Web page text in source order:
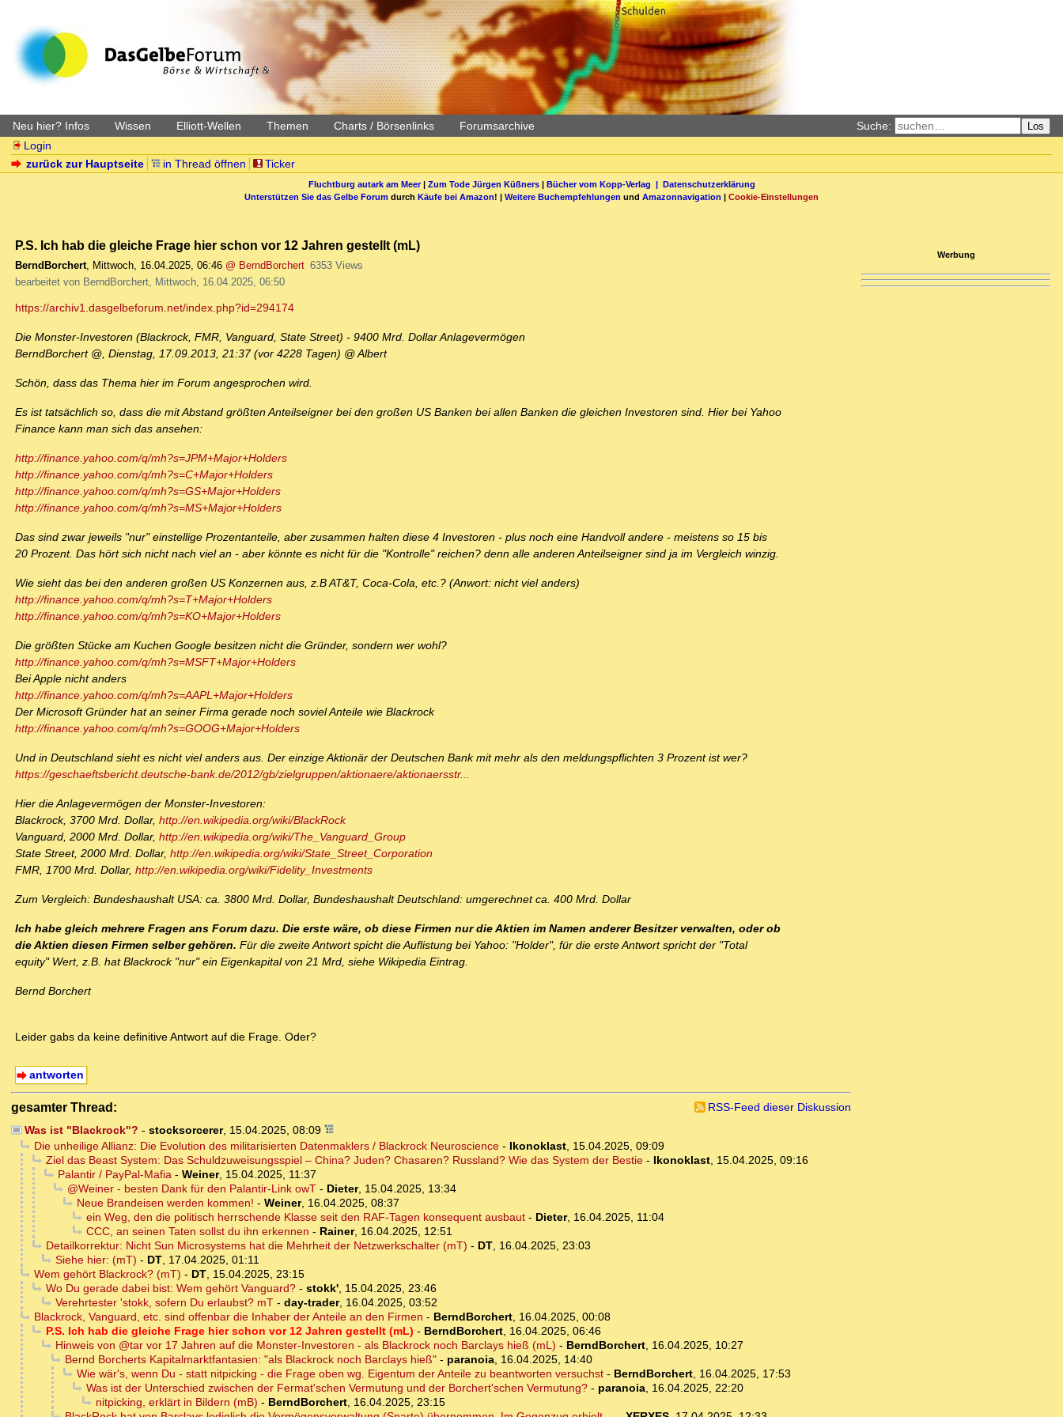
Neu hier? Infos Wissen Elliott-Wellen Themen Charts / Börsenlinks Forumsarchive Suche: Los
Login
zurück zur Hauptseite
in Thread öffnen Ticker
Fluchtburg autark am Meer| Zum Tode Jürgen Küßners| Bücher vom Kopp-Verlag | Datenschutzerklärung
Unterstützen Sie das Gelbe Forum durch Käufe bei Amazon! | Weitere Buchempfehlungen und Amazonnavigation | Cookie-Einstellungen
P.S. Ich hab die gleiche Frage hier schon vor 12 Jahren gestellt (mL)
BerndBorchert, Mittwoch, 16.04.2025, 06:46 @ BerndBorchert 6353 Views
bearbeitet von BerndBorchert, Mittwoch, 16.04.2025, 06:50
https://archiv1.dasgelbeforum.net/index.php?id=294174
Die Monster-Investoren (Blackrock, FMR, Vanguard, State Street) - 9400 Mrd. Dollar Anlagevermögen
BerndBorchert @, Dienstag, 17.09.2013, 21:37 (vor 4228 Tagen) @ Albert
Schön, dass das Thema hier im Forum angesprochen wird.
Es ist tatsächlich so, dass die mit Abstand größten Anteilseigner bei den großen US Banken bei allen Banken die gleichen Investoren sind. Hier bei Yahoo
Finance kann man sich das ansehen:
http://finance.yahoo.com/q/mh?s=JPM+Major+Holders
http://finance.yahoo.com/q/mh?s=C+Major+Holders
http://finance.yahoo.com/q/mh?s=GS+Major+Holders
http://finance.yahoo.com/q/mh?s=MS+Major+Holders
Das sind zwar jeweils "nur" einstellige Prozentanteile, aber zusammen halten diese 4 Investoren - plus noch eine Handvoll andere - meistens so 15 bis
20 Prozent. Das hört sich nicht nach viel an - aber könnte es nicht für die "Kontrolle" reichen? denn alle anderen Anteilseigner sind ja im Vergleich winzig.
Wie sieht das bei den anderen großen US Konzernen aus, z.B AT&T, Coca-Cola, etc.? (Anwort: nicht viel anders)
http://finance.yahoo.com/q/mh?s=T+Major+Holders
http://finance.yahoo.com/q/mh?s=KO+Major+Holders
Die größten Stücke am Kuchen Google besitzen nicht die Gründer, sondern wer wohl?
http://finance.yahoo.com/q/mh?s=MSFT+Major+Holders
Bei Apple nicht anders
http://finance.yahoo.com/q/mh?s=AAPL+Major+Holders
Der Microsoft Gründer hat an seiner Firma gerade noch soviel Anteile wie Blackrock
http://finance.yahoo.com/q/mh?s=GOOG+Major+Holders
Und in Deutschland sieht es nicht viel anders aus. Der einzige Aktionär der Deutschen Bank mit mehr als den meldungspflichten 3 Prozent ist wer?
https://geschaeftsbericht.deutsche-bank.de/2012/gb/zielgruppen/aktionaere/aktionaersstr...
Hier die Anlagevermögen der Monster-Investoren:
Blackrock, 3700 Mrd. Dollar, http://en.wikipedia.org/wiki/BlackRock
Vanguard, 2000 Mrd. Dollar, http://en.wikipedia.org/wiki/The_Vanguard_Group
State Street, 2000 Mrd. Dollar, http://en.wikipedia.org/wiki/State_Street_Corporation
FMR, 1700 Mrd. Dollar, http://en.wikipedia.org/wiki/Fidelity_Investments
Zum Vergleich: Bundeshaushalt USA: ca. 3800 Mrd. Dollar, Bundeshaushalt Deutschland: umgerechnet ca. 400 Mrd. Dollar
Ich habe gleich mehrere Fragen ans Forum dazu. Die erste wäre, ob diese Firmen nur die Aktien im Namen anderer Besitzer verwalten, oder ob
die Aktien diesen Firmen selber gehören. Für die zweite Antwort spicht die Auflistung bei Yahoo: "Holder", für die erste Antwort spricht der "Total
equity" Wert, z.B. hat Blackrock "nur" ein Eigenkapital von 21 Mrd, siehe Wikipedia Eintrag.
Bernd Borchert
Leider gabs da keine definitive Antwort auf die Frage. Oder?
antworten
gesamter Thread:
RSS-Feed dieser Diskussion
Was ist "Blackrock"? - stocksorcerer, 15.04.2025, 08:09
Die unheilige Allianz: Die Evolution des militarisierten Datenmaklers / Blackrock Neuroscience- Ikonoklast, 15.04.2025, 09:09
Ziel das Beast System: Das Schuldzuweisungsspiel – China? Juden? Chasaren? Russland? Wie das System der Bestie- Ikonoklast, 15.04.2025, 09:16
Palantir / PayPal-Mafia- Weiner, 15.04.2025, 11:37
@Weiner - besten Dank für den Palantir-Link owT- Dieter, 15.04.2025, 13:34
Neue Brandeisen werden kommen! - Weiner, 16.04.2025, 08:37
ein Weg, den die politisch herrschende Klasse seit den RAF-Tagen konsequent ausbaut- Dieter, 16.04.2025, 11:04
CCC, an seinen Taten sollst du ihn erkennen - Rainer, 16.04.2025, 12:51
Detailkorrektur: Nicht Sun Microsystems hat die Mehrheit der Netzwerkschalter (mT) - DT, 16.04.2025, 23:03
Siehe hier: (mT) - DT, 17.04.2025, 01:11
Wem gehört Blackrock? (mT) - DT, 15.04.2025, 23:15
Wo Du gerade dabei bist: Wem gehört Vanguard?- stokk', 15.04.2025, 23:46
Verehrtester 'stokk, sofern Du erlaubst? mT- day-trader, 16.04.2025, 03:52
Blackrock, Vanguard, etc. sind offenbar die Inhaber der Anteile an den Firmen - BerndBorchert, 16.04.2025, 00:08
P.S. Ich hab die gleiche Frage hier schon vor 12 Jahren gestellt (mL) - BerndBorchert, 16.04.2025, 06:46
Hinweis von @tar vor 17 Jahren auf die Monster-Investoren - als Blackrock noch Barclays hieß (mL) - BerndBorchert, 16.04.2025, 10:27
Bernd Borcherts Kapitalmarktfantasien: "als Blackrock noch Barclays hieß"- paranoia, 16.04.2025, 14:40
Wie wär's, wenn Du - statt nitpicking - die Frage oben wg. Eigentum der Anteile zu beantworten versuchst- BerndBorchert, 16.04.2025, 17:53
Was ist der Unterschied zwischen der Fermat'schen Vermutung und der Borchert'schen Vermutung?- paranoia, 16.04.2025, 22:20
nitpicking, erklärt in Bildern (mB) - BerndBorchert, 16.04.2025, 23:15
Werbung